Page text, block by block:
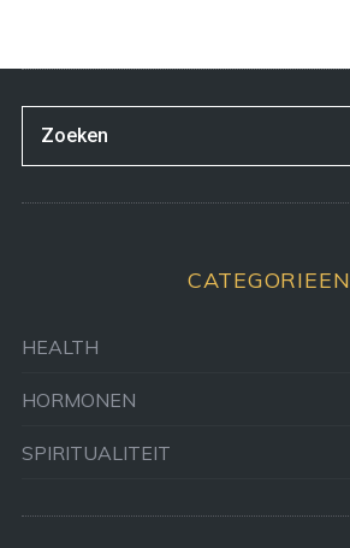
CATEGORIEEN
HEALTH
HORMONEN
SPIRITUALITEIT